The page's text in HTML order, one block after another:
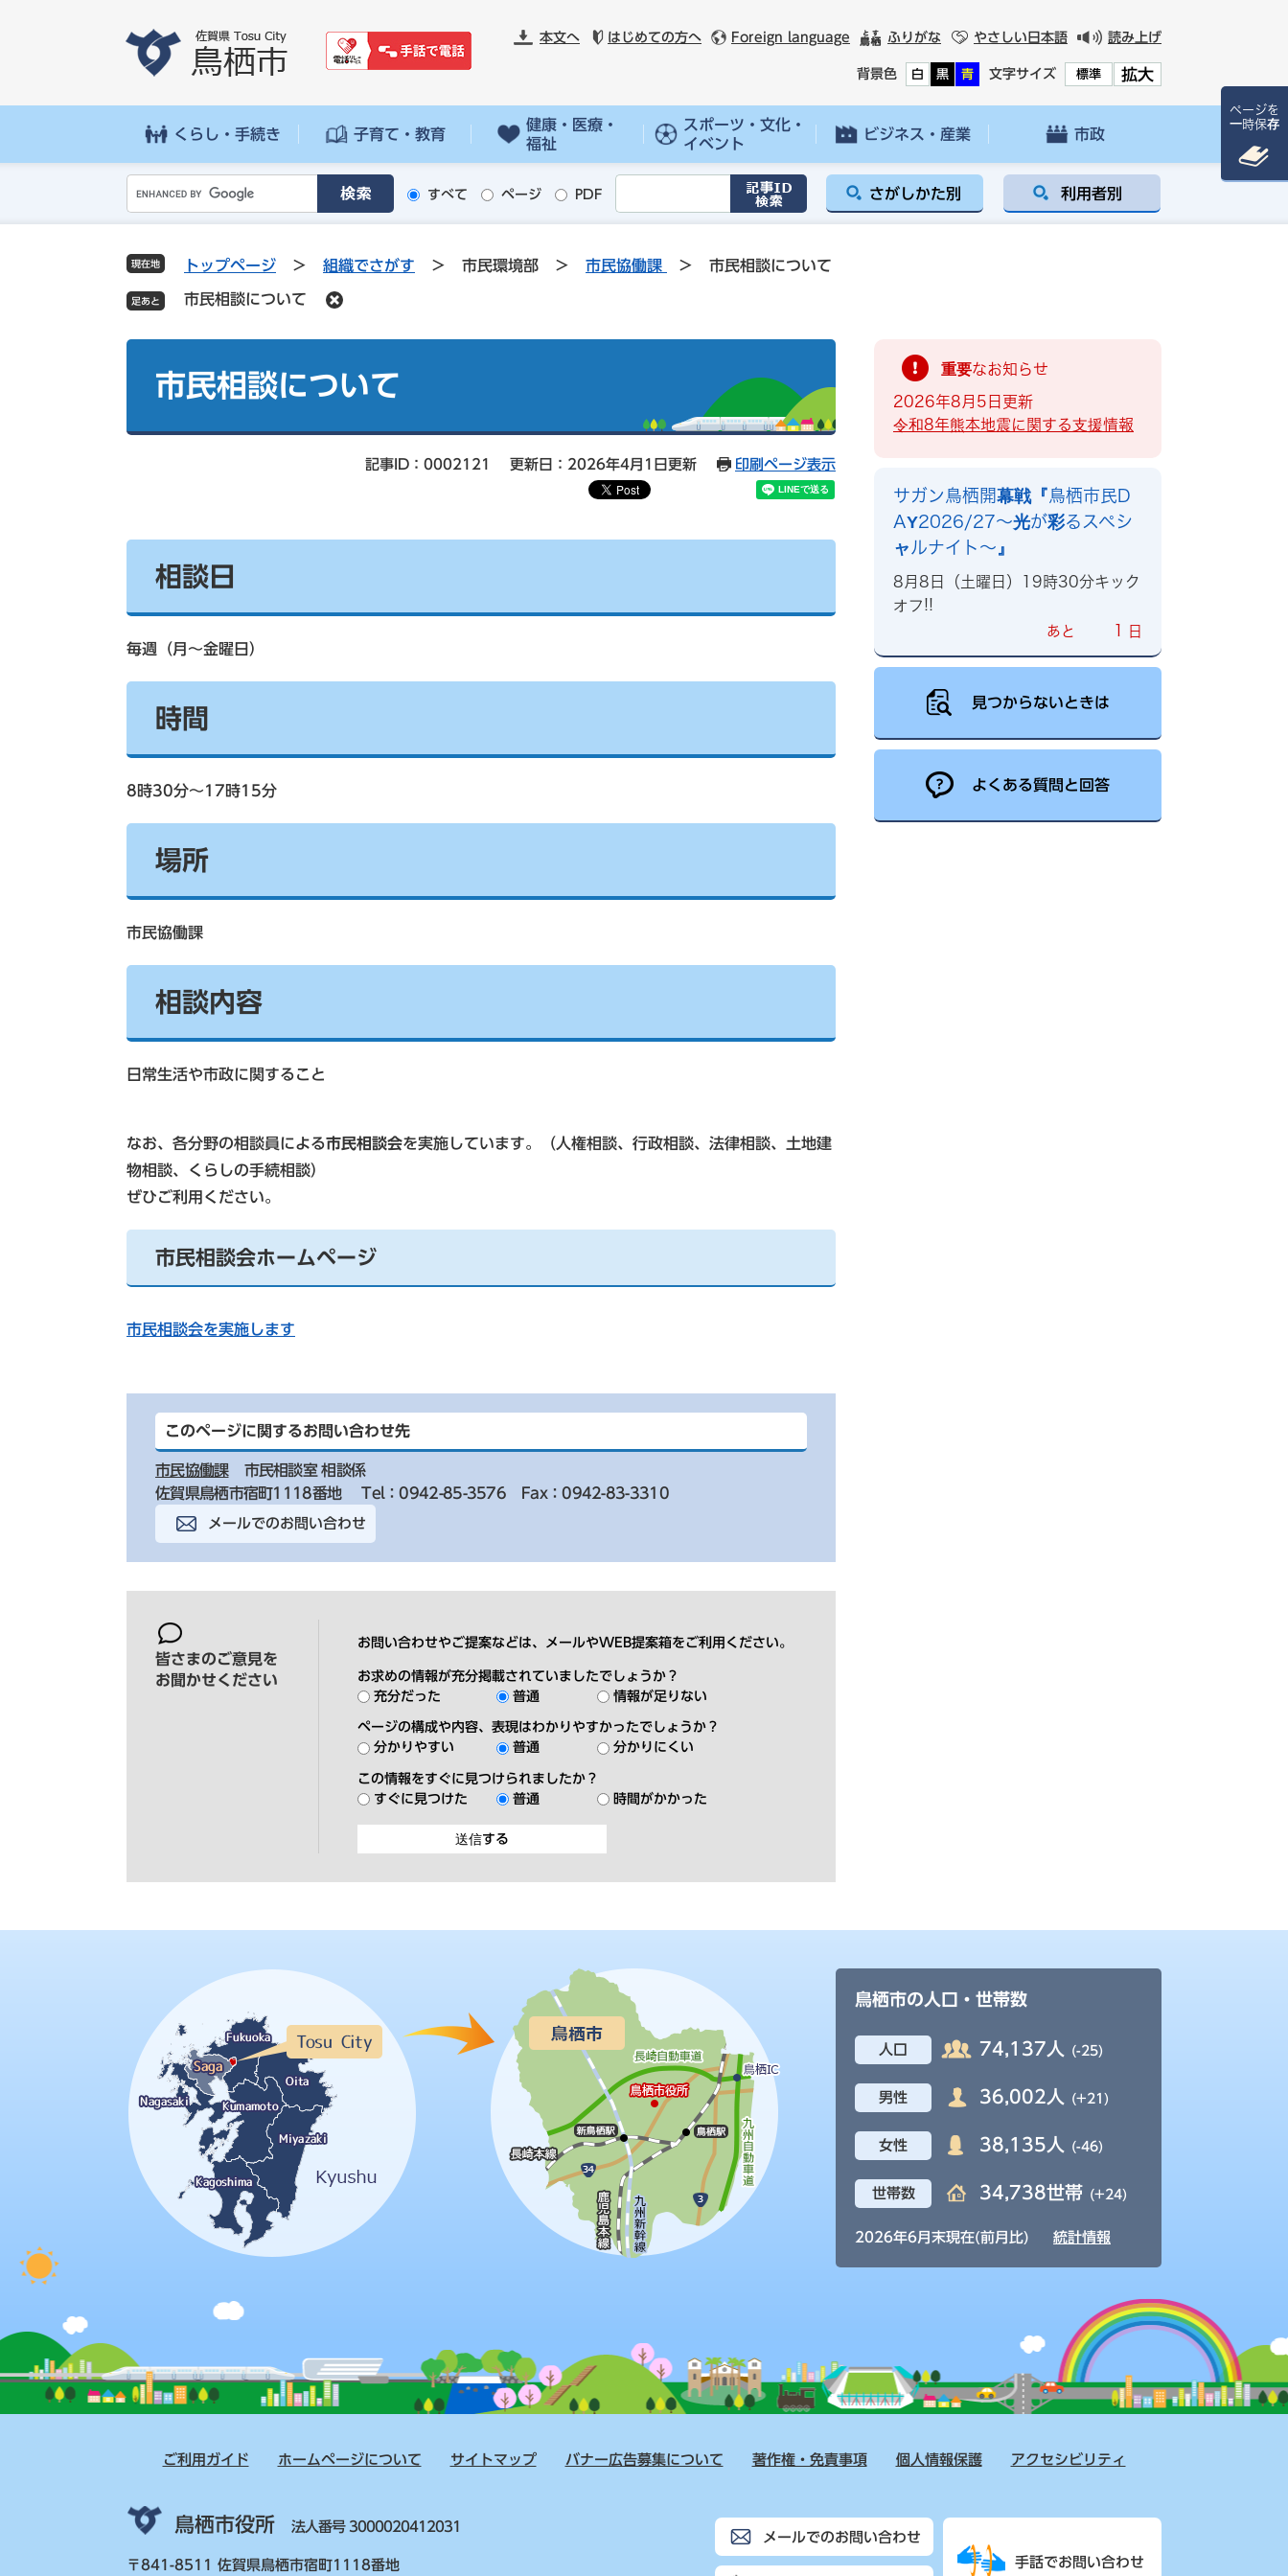
先
を
本文へ はじめての方へ Foreign language ふりがな やさしい日本語 読み上げ
背景色 白 黒 青 文字サイズ 標準 拡大
くらし・手続き 子育て・教育
健康・医療・
福祉
スポーツ・文化・
イベント
ビジネス・産業 市政
o
g
l
e
ス
索
すべて ページ PDF さがしかた別 利用者別
現在地 トップページ > 組織でさがす > 市民環境部 > 市民協働課 > 市民相談について
市民相談について
市民相談について
記事ID：0002121 更新日：2026年4月1日更新 印刷ページ表示
相談日
毎週（月～金曜日）
時間
8時30分～17時15分
場所
市民協働課
相談内容
日常生活や市政に関すること
なお、各分野の相談員による市民相談会を実施しています。（人権相談、行政相談、法律相談、土地建
物相談、くらしの手続相談）
ぜひご利用ください。
市民相談会ホームページ
市民相談会を実施します
このページに関するお問い合わせ先
市民協働課
市民相談室 相談係
佐賀県鳥栖市宿町1118番地
Tel：0942-85-3576 Fax：0942-83-3310
メールでのお問い合わせ
皆さまのご意見を
お聞かせください
お問い合わせやご提案などは、メールやWEB提案箱をご利用ください。
お求めの情報が充分掲載されていましたでしょうか？
充分だった
普通 情報が足りない
ページの構成や内容、表現はわかりやすかったでしょうか？
分かりやすい
普通 分かりにくい
この情報をすぐに見つけられましたか？
すぐに見つけた
普通 時間がかかった
重要なお知らせ
2026年8月5日更新
令和8年熊本地震に関する支援情報
サガン鳥栖開幕戦『鳥栖市民D
AY2026/27～光が彩るスペシ
ャルナイト～』
8月8日（土曜日）19時30分キック
オフ!!
あと 1 日
見つからないときは
よくある質問と回答
鳥栖市の人口・世帯数
人口 74,137人 (-25)
男性 36,002人 (+21)
女性 38,135人 (-46)
世帯数 34,738世帯 (+24)
2026年6月末現在(前月比) 統計情報
ご利用ガイド ホームページについて サイトマップ バナー広告募集について 著作権・免責事項 個人情報保護 アクセシビリティ
鳥栖市役所 法人番号 3000020412031
〒841-8511 佐賀県鳥栖市宿町1118番地
メールでのお問い合わせ
手話でお問い合わせ
ページを
一時保存